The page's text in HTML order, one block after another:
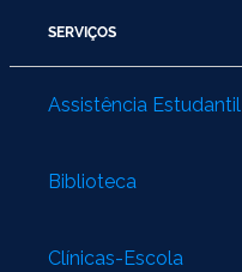
SERVIÇOS
Assistência Estudantil
Biblioteca
Clínicas-Escola